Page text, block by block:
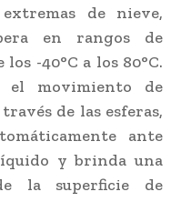
de nieve,
en rangos de
-40°C a los 80°C.
el movimiento de
de las esferas,
ante
y brinda una
la superficie de